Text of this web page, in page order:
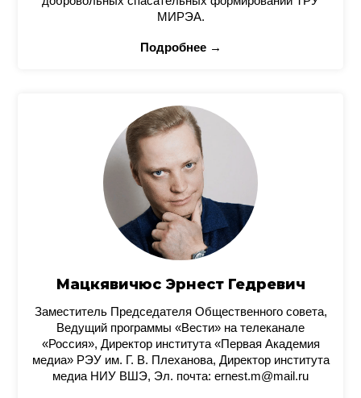
МИРЭА.
Подробнее →
Мацкявичюс Эрнест Гедревич
Заместитель Председателя Общественного совета,
Ведущий программы «Вести» на телеканале
«Россия», Директор института «Первая Академия
медиа» РЭУ им. Г. В. Плеханова, Директор института
медиа НИУ ВШЭ, Эл. почта: ernest.m@mail.ru